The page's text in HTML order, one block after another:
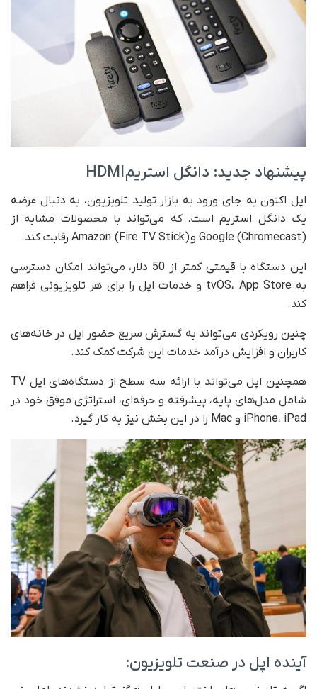
پیشنهاد جدید: دانگل استریم HDMI
اپل اکنون به جای ورود به بازار تولید تلویزیون، به دنبال عرضه
یک دانگل استریم است، که می‌تواند با محصولات مشابه از
Google (Chromecast) و Amazon (Fire TV Stick) رقابت کند.
این دستگاه با قیمتی کمتر از 50 دلار، می‌تواند امکان دسترسی
به tvOS، App Store و خدمات اپل را برای هر تلویزیونی فراهم
کند.
چنین رویکردی می‌تواند به گسترش سریع حضور اپل در خانه‌های
کاربران و افزایش درآمد خدمات این شرکت کمک کند.
همچنین اپل می‌تواند با ارائه سه سطح از دستگاه‌های اپل TV
شامل مدل‌های پایه، پیشرفته و حرفه‌ای، استراتژی موفق خود در
iPhone، iPad و Mac را در این بخش نیز به کار گیرد.
آینده اپل در صنعت تلویزیون: